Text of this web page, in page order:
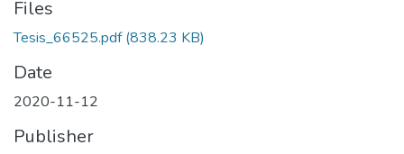
Files
Tesis_66525.pdf(838.23 KB)
Date
2020-11-12
Publisher